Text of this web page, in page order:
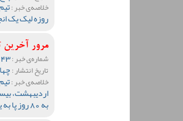
خلاصه‌ی خبر :
روزه لیک یک
مرور
شماره‌ی خبر :91043
تاریخ انتشار :
خلاصه‌ی خبر :
اردیبهشت،
به 80 روز پا به یک میدان رسمی می گذارد.